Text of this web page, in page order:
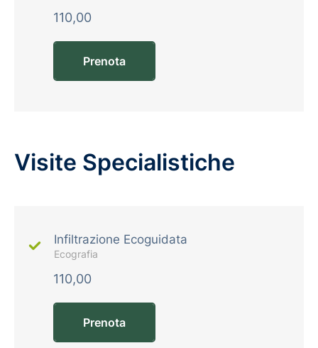
110,00
Prenota
Visite Specialistiche
Infiltrazione Ecoguidata
Ecografia
110,00
Prenota